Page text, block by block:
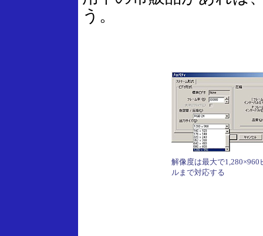
う。
解像度は最大で1,280×960
ルまで対応する